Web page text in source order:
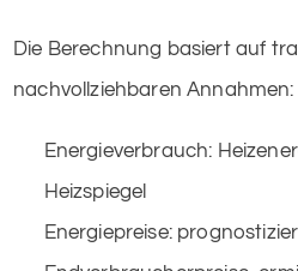
Die Berechnung basiert auf
nachvollziehbaren Annahmen:
Energieverbrauch:
Heizspiegel
Energiepreise: